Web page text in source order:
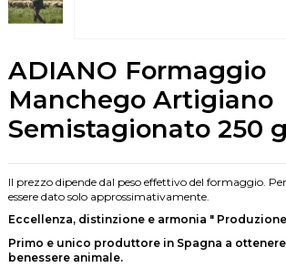
ADIANO Formaggio
Manchego Artigiano
Semistagionato 250 g
Il prezzo dipende dal peso effettivo del formaggio.
essere dato solo approssimativamente.
Eccellenza, distinzione e armonia "
Primo e unico produttore in Spagna a
benessere animale.